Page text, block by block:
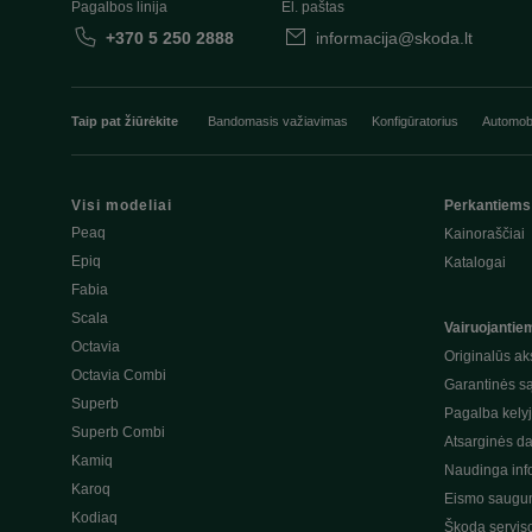
Pagalbos linija
+370 5 250 2888
El. paštas
informacija@skoda.lt
Taip pat žiūrėkite Bandomasis važiavimas Konfigūratorius
Visi modeliai
Peaq
Epiq
Fabia
Scala
Octavia
Octavia Combi
Superb
Superb Combi
Kamiq
Karoq
Kodiaq
Kainoraščiai
Katalogai
Originalūs
Garantinės
Pagalba
Atsarginės
Naudinga
Eismo
Škoda